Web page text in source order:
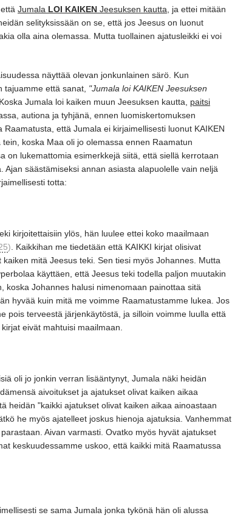
että Jumala LOI KAIKEN Jeesuksen kautta , ja ettei mitään
selityksissään on se, että jos Jeesus on luonut
olla aina olemassa.
Mutta tuollainen ajatusleikki ei voi
näyttää olevan jonkunlainen särö. Kun
tajuamme että sanat, "Jumala loi KAIKEN Jeesuksen
Koska Jumala loi kaiken muun Jeesuksen kautta,
paitsi
autiona ja tyhjänä, ennen luomiskertomuksen
Raamatusta, että Jumala ei kirjaimellisesti luonut KAIKEN
koska Maa oli jo olemassa ennen Raamatun
on lukemattomia esimerkkejä siitä, että siellä kerrotaan
Ajan säästämiseksi annan asiasta alapuolelle vain neljä
totta:
kirjoitettaisiin ylös, hän luulee ettei koko maailmaan
) . Kaikkihan me tiedetään että KAIKKI kirjat olisivat
mitä Jeesus teki. Sen tiesi myös Johannes. Mutta
käyttäen, että Jeesus teki todella paljon muutakin
koska Johannes halusi nimenomaan painottaa sitä
hyvää kuin mitä me voimme Raamatustamme lukea. Jos
pois terveestä järjenkäytöstä,
ja silloin voimme luulla että
eivät mahtuisi maailmaan.
oli jo jonkin verran lisääntynyt, Jumala näki heidän
aivoitukset ja ajatukset olivat kaiken aikaa
heidän "kaikki ajatukset olivat kaiken aikaa ainoastaan
he myös ajatelleet joskus hienoja ajatuksia. Vanhemmat
Aivan varmasti. Ovatko myös hyvät ajatukset
keskuudessamme uskoo, että kaikki mitä Raamatussa
se sama Jumala jonka tykönä hän oli alussa